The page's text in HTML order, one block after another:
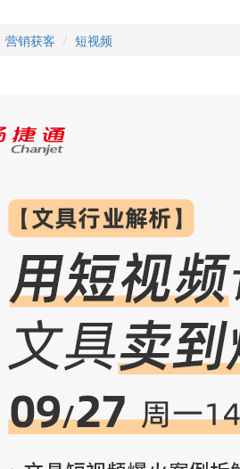
营销获客 短视频